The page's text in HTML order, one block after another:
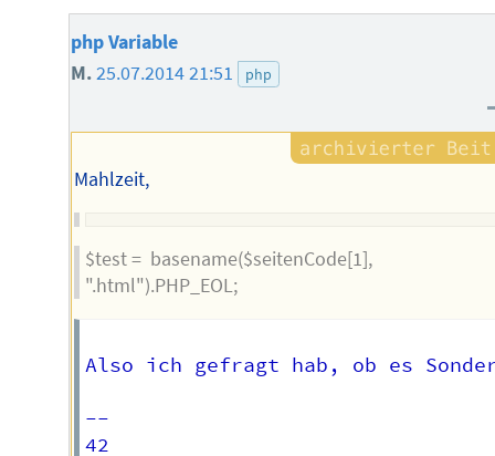
php Variable
M.25.07.2014 21:51 php
Mahlzeit,
$test = basename($seitenCode[1],
".html").PHP_EOL;
Also ich gefragt hab, ob es
--